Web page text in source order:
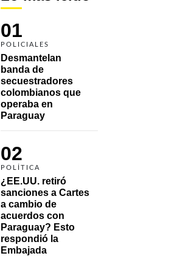
01
POLICIALES
Desmantelan
banda de
secuestradores
colombianos que
operaba en
Paraguay
02
POLÍTICA
¿EE.UU. retiró
sanciones a Cartes
a cambio de
acuerdos con
Paraguay? Esto
respondió la
Embajada